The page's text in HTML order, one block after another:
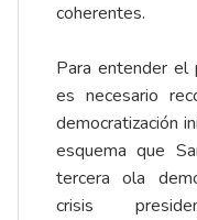
coherentes.
Para entender el
es necesario
democratización
esquema que
tercera ola
crisis